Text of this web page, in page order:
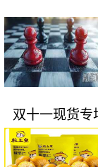
双十一现货专